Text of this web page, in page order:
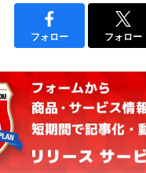
フォロー フォロー